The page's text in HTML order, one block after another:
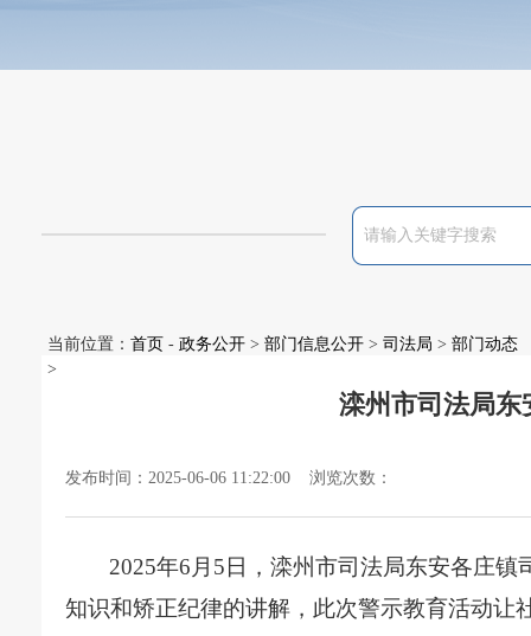
当前位置： 首页 - 政务公开 > 部门信息公开 > 司法局 > 部门动态
>
滦州市司法局东
发布时间：2025-06-06 11:22:00 浏览次数：
2025年6月5日，滦州市司法局东安各庄
知识和矫正纪律的讲解，此次警示教育活动让